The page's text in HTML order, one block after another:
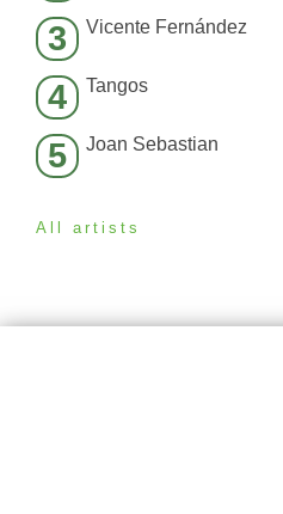
3 Vicente Fernández
4 Tangos
5 Joan Sebastian
All artists